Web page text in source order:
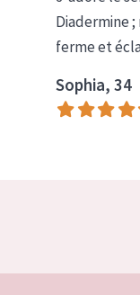
Diadermine
ferme et
Sophia, 34